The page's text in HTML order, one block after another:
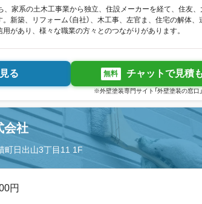
家系の土木工事業から独立、住設メーカーを経て、住友
新築、リフォーム（自社）、木工事、左官ま、住宅の解体
があり、様々な職業の方々とのつながりがあります。
る 無料 チャットで見積
※外壁塗装専門サイト「外壁塗装の窓口
会社
町日出山3丁目11 1F
円